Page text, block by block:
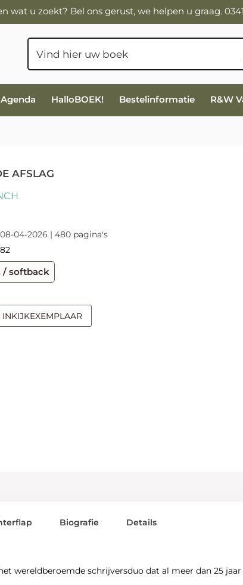
wat u zoekt? Bel ons gerust, we helpen u graag.
Agenda HalloBOEK! Bestelinformatie R&W
AFSLAG
04-2026 | 480 pagina's
/ softback
INKIJKEXEMPLAAR
wereldberoemde schrijversduo dat al meer dan 25
Biografie Details